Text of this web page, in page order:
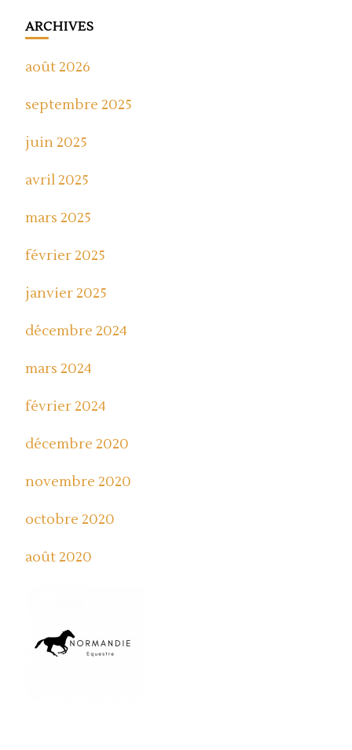
ARCHIVES
août 2026
septembre 2025
juin 2025
avril 2025
mars 2025
février 2025
janvier 2025
décembre 2024
mars 2024
février 2024
décembre 2020
novembre 2020
octobre 2020
août 2020